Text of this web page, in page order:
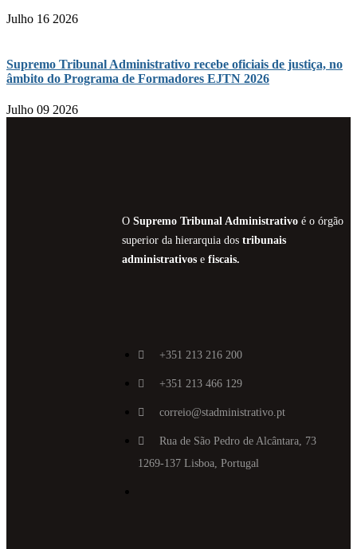
Julho 16 2026
Supremo Tribunal Administrativo recebe oficiais de justiça, no
âmbito do Programa de Formadores EJTN 2026
Julho 09 2026
O Supremo Tribunal Administrativoé o órgão
superior da hierarquia dos tribunais
administrativose fiscais.
+351 213 216 200
+351 213 466 129
correio@stadministrativo.pt
Rua de São Pedro de Alcântara, 73
1269-137 Lisboa, Portugal